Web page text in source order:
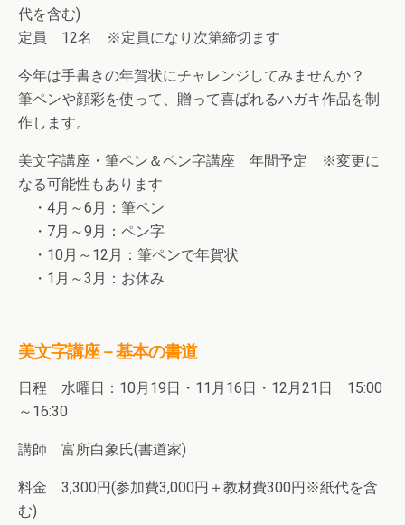
代を含む)
定員 12名 ※定員になり次第締切ます
今年は手書きの年賀状にチャレンジしてみませんか？
筆ペンや顔彩を使って、贈って喜ばれるハガキ作品を制
作します。
美文字講座・筆ペン＆ペン字講座 年間予定 ※変更に
なる可能性もあります
・4月～6月：筆ペン
・7月～9月：ペン字
・10月～12月：筆ペンで年賀状
・1月～3月：お休み
美文字講座－基本の書道
日程 水曜日：10月19日・11月16日・12月21日 15:00
～16:30
講師 富所白象氏(書道家)
料金 3,300円(参加費3,000円＋教材費300円※紙代を含
む)